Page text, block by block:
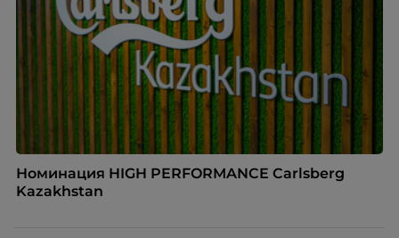
Номинация HIGH PERFORMANCE Carlsberg
Kazakhstan